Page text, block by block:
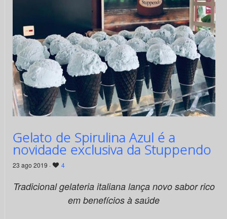
Gelato de Spirulina Azul é a
novidade exclusiva da Stuppendo
23 ago 2019 · 4
Tradicional gelateria italiana lança novo sabor rico
em benefícios à saúde